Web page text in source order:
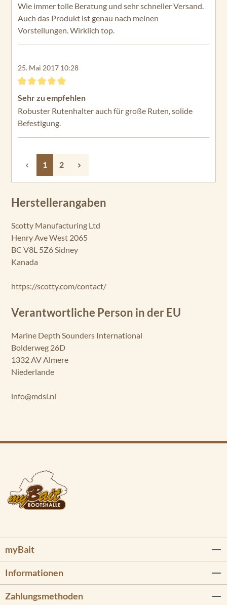
Wie immer tolle Beratung und sehr schneller Versand.
Auch das Produkt ist genau nach meinen
Vorstellungen. Wirklich top.
25. Mai 2017 10:28
Bewertung mit 5 von 5 Sternen
Sehr zu empfehlen
Robuster Rutenhalter auch für große Ruten, solide
Befestigung.
Seite
1 Seite
2
Herstellerangaben
Scotty Manufacturing Ltd
Henry Ave West 2065
BC V8L 5Z6 Sidney
Kanada
https://scotty.com/contact/
Verantwortliche Person in der EU
Marine Depth Sounders International
Bolderweg 26D
1332 AV Almere
Niederlande
info@mdsi.nl
myBait
Informationen
Zahlungsmethoden